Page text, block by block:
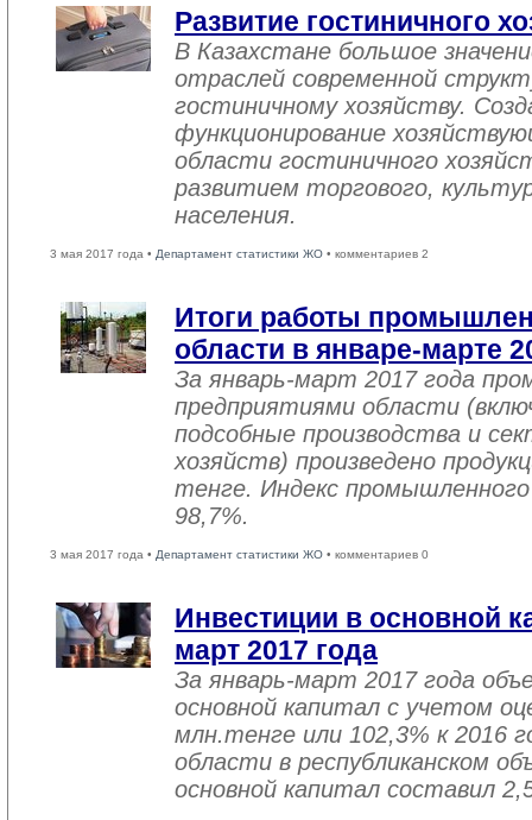
Развитие гостиничного
В Казахстане большое
отраслей современной
гостиничному хозяйству.
функционирование
области гостиничного
развитием торгового,
населения.
3 мая 2017 года • Департамент статистики ЖО • комментариев 2
Итоги работы
области в январе-марте
За январь-март 2017 года
предприятиями области
подсобные производства и
хозяйств) произведено
тенге. Индекс
98,7%.
3 мая 2017 года • Департамент статистики ЖО • комментариев 0
Инвестиции в основной
март 2017 года
За январь-март 2017 года
основной капитал с учетом
млн.тенге или 102,3% к 2016
области в республиканском
основной капитал составил